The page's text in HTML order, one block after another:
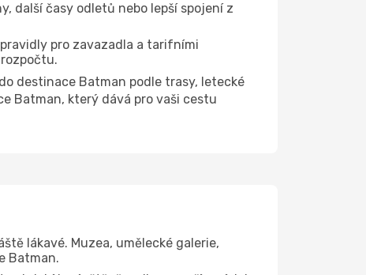
další časy odletů nebo lepší spojení z
pro zavazadla a tarifními
destinace Batman podle trasy, letecké
Batman, který dává pro vaši cestu
lákavé. Muzea, umělecké galerie,
Batman.